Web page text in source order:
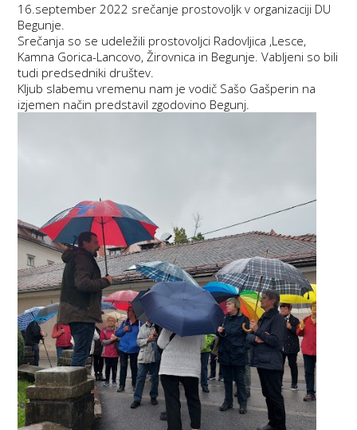
1 6.september 2022 srečanje prostovoljk v organizaciji DU
Begunje.
Srečanja so se udeležili prostovoljci Radovljica ,Lesce,
Kamna Gorica-Lancovo, Žirovnica in Begunje. Vabljeni so bili
tudi predsedniki društev.
Kljub slabemu vremenu nam je vodič Sašo Gašperin na
izjemen način predstavil zgodovino Begunj.